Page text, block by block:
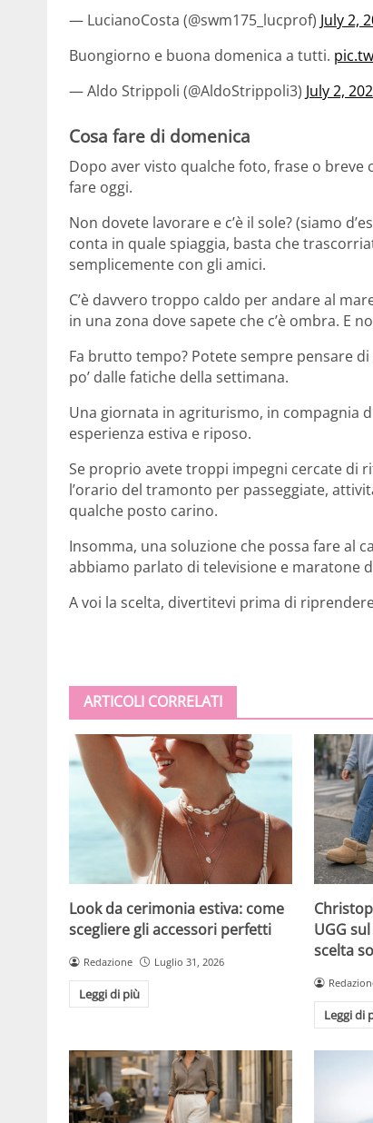
— LucianoCosta (@swm175_lucprof) July 2,
Buongiorno e buona domenica a tutti.
— Aldo Strippoli (@AldoStrippoli3) July 2,
Cosa fare di domenica
Dopo aver visto qualche foto, frase o
fare oggi.
Non dovete lavorare e c’è il sole? (siamo
conta in quale spiaggia, basta che
semplicemente con gli amici.
C’è davvero troppo caldo per andare al
in una zona dove sapete che c’è ombra. E
Fa brutto tempo? Potete sempre pensare
po’ dalle fatiche della settimana.
Una giornata in agriturismo, in compagnia
esperienza estiva e riposo.
Se proprio avete troppi impegni cercate di
l’orario del tramonto per passeggiate,
qualche posto carino.
Insomma, una soluzione che possa fare al
abbiamo parlato di televisione e maratone
A voi la scelta, divertitevi prima di
ARTICOLI CORRELATI
Look da cerimonia estiva: come
scegliere gli accessori perfetti
Redazione Luglio 31, 2026
Leggi di più
UGG
scelta
Leggi di